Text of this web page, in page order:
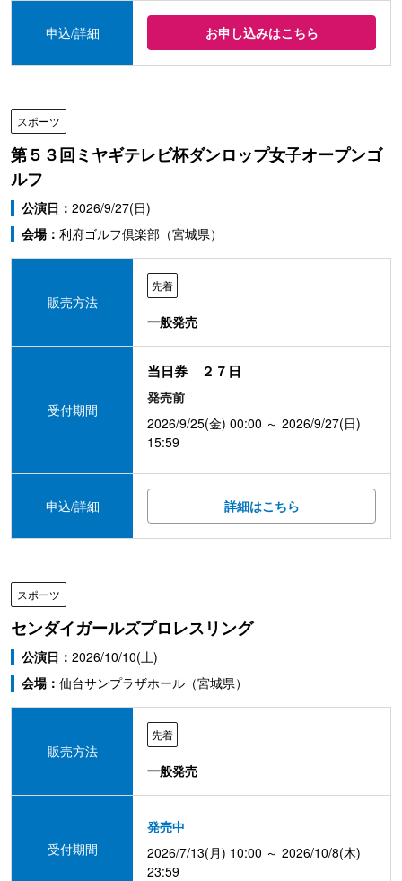
申込/詳細 お申し込みはこちら
スポーツ
第５３回ミヤギテレビ杯ダンロップ女子オープンゴ
ルフ
公演日： 2026/9/27(日)
会場： 利府ゴルフ倶楽部（宮城県）
販売方法
先着
一般発売
受付期間
当日券 ２７日
発売前
2026/9/25(金) 00:00 ～ 2026/9/27(日)
15:59
申込/詳細 詳細はこちら
スポーツ
センダイガールズプロレスリング
公演日： 2026/10/10(土)
会場： 仙台サンプラザホール（宮城県）
販売方法
先着
一般発売
受付期間
発売中
2026/7/13(月) 10:00 ～ 2026/10/8(木)
23:59